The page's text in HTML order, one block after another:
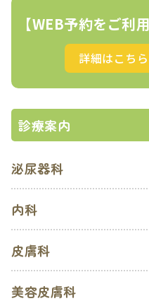
【WEB予約をご利
詳細はこちら
診療案内
泌尿器科
内科
皮膚科
美容皮膚科